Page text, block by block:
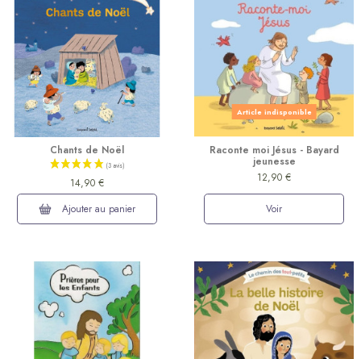
Chants de Noël
14,90 €
Ajouter au panier
Article indisponible
Raconte moi Jésus - Bayard
jeunesse
12,90 €
Voir